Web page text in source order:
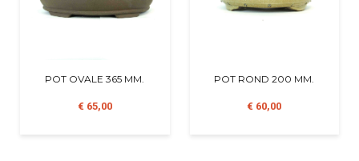
POT OVALE 365 MM.
€ 65,00
POT ROND 200 MM.
€ 60,00